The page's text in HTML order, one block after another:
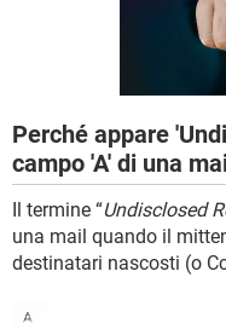
Perché appare
campo 'A' di una
Il termine “Undisclosed
una mail quando il
destinatari nascosti (o